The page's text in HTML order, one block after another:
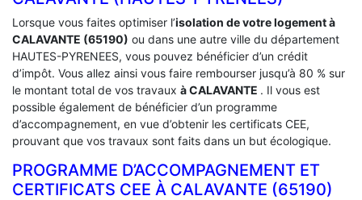
Lorsque vous faites optimiser l’isolation de votre logement à
CALAVANTE (65190) ou dans une autre ville du département
HAUTES-PYRENEES, vous pouvez bénéficier d’un crédit
d’impôt. Vous allez ainsi vous faire rembourser jusqu’à 80 % sur
le montant total de vos travaux à CALAVANTE . Il vous est
possible également de bénéficier d’un programme
d’accompagnement, en vue d’obtenir les certificats CEE,
prouvant que vos travaux sont faits dans un but écologique.
PROGRAMME D’ACCOMPAGNEMENT ET
CERTIFICATS CEE À ‎CALAVANTE (65190)